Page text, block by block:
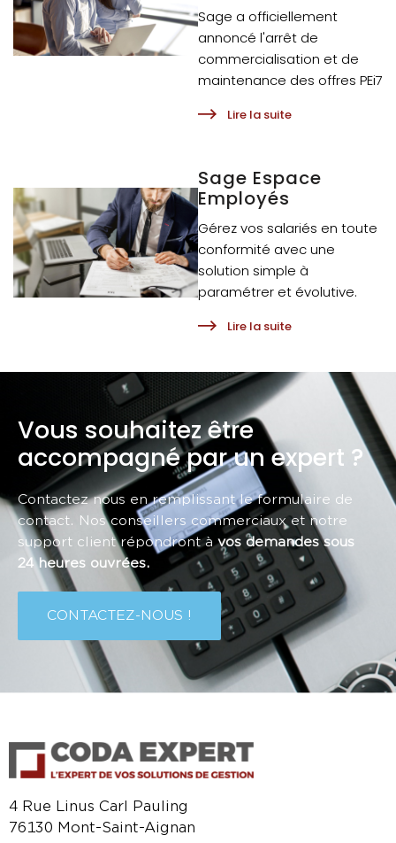
Sage a officiellement
annoncé l'arrêt de
commercialisation et de
maintenance des offres PEi7
Lire la suite
Sage Espace
Employés
Gérez vos salariés en toute
conformité avec une
solution simple à
paramétrer et évolutive.
Lire la suite
Vous souhaitez être
accompagné par un expert ?
Contactez nous en remplissant le formulaire de
contact. Nos conseillers commerciaux et notre
support client répondront àvos demandes sous
24 heures ouvrées.
CONTACTEZ-NOUS !
4 Rue Linus Carl Pauling
76130 Mont-Saint-Aignan